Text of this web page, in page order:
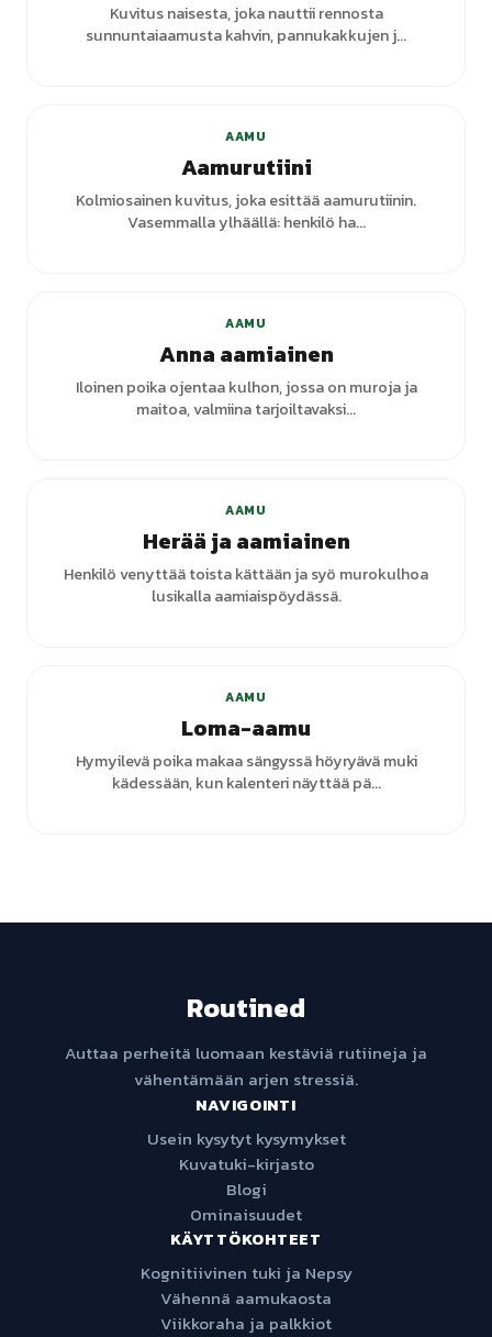
Kuvitus naisesta, joka nauttii rennosta
sunnuntaiaamusta kahvin, pannukakkujen j...
AAMU
Aamurutiini
Kolmiosainen kuvitus, joka esittää aamurutiinin.
Vasemmalla ylhäällä: henkilö ha...
AAMU
Anna aamiainen
Iloinen poika ojentaa kulhon, jossa on muroja ja
maitoa, valmiina tarjoiltavaksi...
AAMU
Herää ja aamiainen
Henkilö venyttää toista kättään ja syö murokulhoa
lusikalla aamiaispöydässä.
AAMU
Loma-aamu
Hymyilevä poika makaa sängyssä höyryävä muki
kädessään, kun kalenteri näyttää pä...
Routined
Auttaa perheitä luomaan kestäviä rutiineja ja
vähentämään arjen stressiä.
NAVIGOINTI
Usein kysytyt kysymykset
Kuvatuki-kirjasto
Blogi
Ominaisuudet
KÄYTTÖKOHTEET
Kognitiivinen tuki ja Nepsy
Vähennä aamukaosta
Viikkoraha ja palkkiot